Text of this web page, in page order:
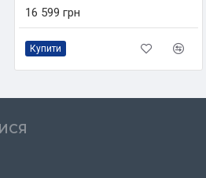
16 599 грн
Купити